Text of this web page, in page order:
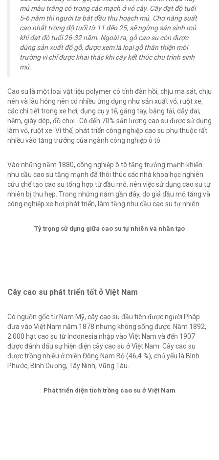
mủ màu trắng có trong các mạch ở vỏ cây. Cây đạt độ tuổi
5-6 năm thì người ta bắt đầu thu hoạch mủ. Cho năng suất
cao nhất trong độ tuổi từ 11 đến 25, sẽ ngừng sản sinh mủ
khi đạt độ tuổi 26-32 năm. Ngoài ra, gỗ cao su còn được
dùng sản xuất đổ gỗ, được xem là loại gỗ thân thiện môi
trường vì chỉ được khai thác khi cây kết thúc chu trình sinh
mủ.
Cao su là một loại vật liệu polymer có tính đàn hồi, chịu ma sát, chịu
nén và lâu hỏng nên có nhiều ứng dụng như sản xuất vỏ, ruột xe,
các chi tiết trong xe hơi, dụng cụ y tế, găng tay, băng tải, dây đai,
nệm, giày dép, đồ chơi…Có đến 70% sản lượng cao su được sử dụng
làm vỏ, ruột xe. Vì thế, phát triển công nghiệp cao su phụ thuộc rất
nhiều vào tăng trưởng của ngành công nghiệp ô tô.
Vào những năm 1880, công nghiệp ô tô tăng trưởng mạnh khiến
nhu cầu cao su tăng mạnh đã thôi thúc các nhà khoa học nghiên
cứu chế tạo cao su tổng hợp từ đầu mỏ, nên việc sử dụng cao su tự
nhiên bị thu hẹp. Trong những năm gần đây, do giá dầu mỏ tăng và
công nghiệp xe hơi phát triển, làm tăng nhu cầu cao su tự nhiên.
Tỷ trọng sử dụng giữa cao su tự nhiên và nhân tạo
Cây cao su phát triển tốt ở Việt Nam
Có nguồn gốc từ Nam Mỹ, cây cao su đầu tiên được người Pháp
đưa vào Việt Nam năm 1878 nhưng không sống được. Năm 1892,
2.000 hạt cao su từ Indonesia nhập vào Việt Nam và đến 1907
được đánh dấu sự hiện diện cây cao su ở Việt Nam. Cây cao su
được trồng nhiều ở miền Đông Nam Bộ (46,4 %), chủ yếu là Bình
Phước, Bình Dương, Tây Ninh, Vũng Tàu.
Phát triển diện tích trồng cao su ở Việt Nam